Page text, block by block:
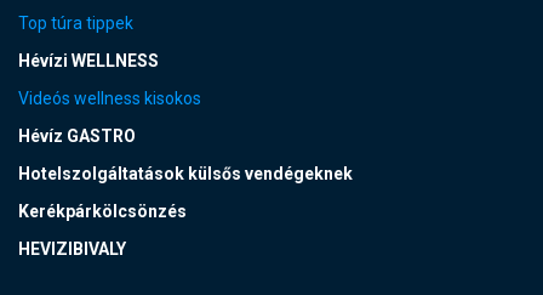
Top túra tippek
Hévízi WELLNESS
Videós wellness kisokos
Hévíz GASTRO
Hotelszolgáltatások külsős vendégeknek
Kerékpárkölcsönzés
HEVIZIBIVALY